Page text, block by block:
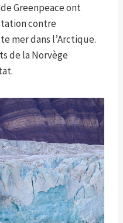
Greenpeace ont
contre
mer dans l’Arctique.
de la Norvège